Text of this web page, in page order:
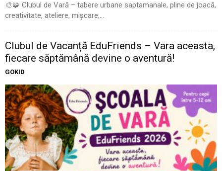
🎨🧩 Clubul de Vară – tabere urbane saptamanale, pline de joacă,
creativitate, ateliere, mișcare,...
Clubul de Vacanță EduFriends – Vara aceasta,
fiecare săptămână devine o aventură!
GOKID